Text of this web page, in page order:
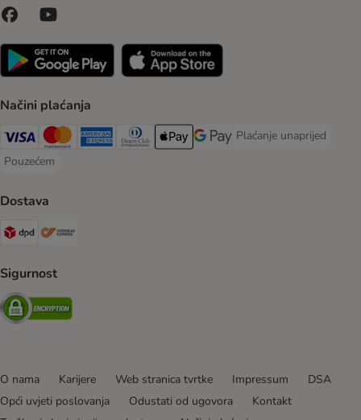
Načini plaćanja
Visa Payment Method
MasterCard Payment Method
American Express Payment Method
Diners Club Payment Method
Payment MethodGoogle pay Payment Method
Plaćanje unaprijed
Plaćanje unaprijed
Pouzećem
Pouzećem Payment Method
Dostava
DPD Shipping Method
Sigurnost
Security
O nama Karijere Web stranica tvrtke Impressum
DSA
Opći uvjeti poslovanja
Odustati od ugovora
Kontakt